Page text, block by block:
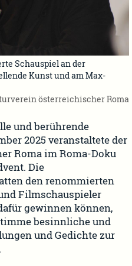
Schauspiel an der
Kunst und am Max-
österreichischer Roma
und berührende
2025 veranstaltete der
Roma im Roma-Doku
Die
den renommierten
Filmschauspieler
gewinnen können,
besinnliche und
und Gedichte zur